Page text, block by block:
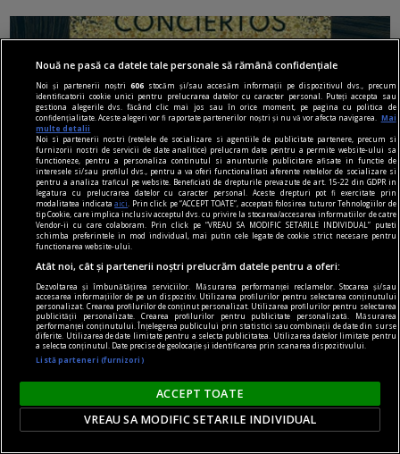
în oraș
Martie este luna concertelor de chitară
În perioada 16-30 martie 2024, Asociația
ChitaraNova vă invită la concertele din cadrul
turneului național „Conciertos para Guitarra”.
Nouă ne pasă ca datele tale personale să rămână confidențiale
Noi și partenerii noștri606 stocăm și/sau accesăm informații pe dispozitivul dvs., precum
identificatorii cookie unici pentru prelucrarea datelor cu caracter personal. Puteți accepta sau
gestiona alegerile dvs. făcând clic mai jos sau în orice moment, pe pagina cu politica de
confidențialitate. Aceste alegeri vor fi raportate partenerilor noștri și nu vă vor afecta navigarea.
Mai
multe detalii
Noi si partenerii nostri (retelele de socializare si agentiile de publicitate partenere, precum si
furnizorii nostri de servicii de date analitice) prelucram date pentru a permite website-ului sa
functioneze, pentru a personaliza continutul si anunturile publicitare afisate in functie de
interesele si/sau profilul dvs., pentru a va oferi functionalitati aferente retelelor de socializare si
pentru a analiza traficul pe website. Beneficiati de drepturile prevazute de art. 15-22 din GDPR in
legatura cu prelucrarea datelor cu caracter personal. Aceste drepturi pot fi exercitate prin
modalitatea indicataaici
. Prin click pe “ACCEPT TOATE”, acceptati folosirea tuturor Tehnologiilor de
tip Cookie, care implica inclusiv acceptul dvs. cu privire la stocarea/accesarea informatiilor de catre
Vendor-ii cu care colaboram. Prin click pe “VREAU SA MODIFIC SETARILE INDIVIDUAL” puteti
schimba preferintele in mod individual, mai putin cele legate de cookie strict necesare pentru
functionarea website-ului.
Atât noi, cât și partenerii noștri prelucrăm datele pentru a oferi:
Dezvoltarea și îmbunătățirea serviciilor. Măsurarea performanței reclamelor. Stocarea și/sau
accesarea informațiilor de pe un dispozitiv. Utilizarea profilurilor pentru selectarea conținutului
personalizat. Crearea profilurilor de conținut personalizat. Utilizarea profilurilor pentru selectarea
publicității personalizate. Crearea profilurilor pentru publicitate personalizată. Măsurarea
performanței conținutului. Înțelegerea publicului prin statistici sau combinații de date din surse
diferite. Utilizarea de date limitate pentru a selecta publicitatea. Utilizarea datelor limitate pentru
a selecta conținutul. Date precise de geolocație și identificarea prin scanarea dispozitivului.
Listă parteneri (furnizori)
ACCEPT TOATE
VREAU SA MODIFIC SETARILE INDIVIDUAL